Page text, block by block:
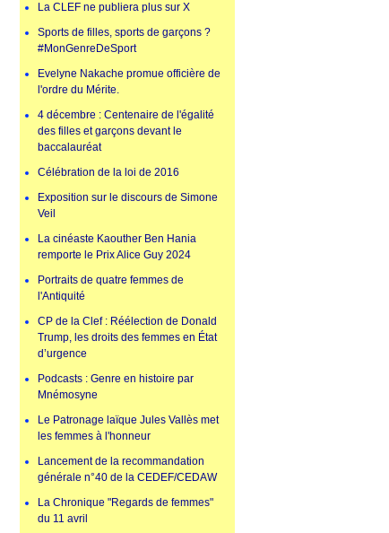
La CLEF ne publiera plus sur X
Sports de filles, sports de garçons ?
#MonGenreDeSport
Evelyne Nakache promue officière de
l'ordre du Mérite.
4 décembre : Centenaire de l'égalité
des filles et garçons devant le
baccalauréat
Célébration de la loi de 2016
Exposition sur le discours de Simone
Veil
La cinéaste Kaouther Ben Hania
remporte le Prix Alice Guy 2024
Portraits de quatre femmes de
l'Antiquité
CP de la Clef : Réélection de Donald
Trump, les droits des femmes en État
d’urgence
Podcasts : Genre en histoire par
Mnémosyne
Le Patronage laïque Jules Vallès met
les femmes à l'honneur
Lancement de la recommandation
générale n°40 de la CEDEF/CEDAW
La Chronique "Regards de femmes"
du 11 avril